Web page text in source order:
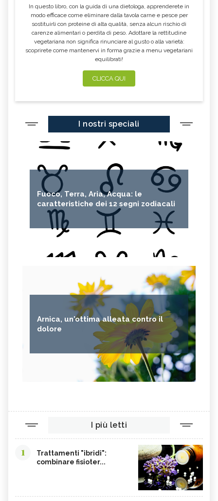
In questo libro, con la guida di una dietologa, apprenderete in
modo efficace come eliminare dalla tavola carne e pesce per
sostituirli con proteine di alta qualità, senza alcun rischio di
carenze alimentari o perdita di peso. Adottare la rettitudine
vegetariana non significa rinunciare al gusto o alla varietà:
scoprirete come mantenervi in forma grazie a menu vegetariani
equilibrati!
CLICCA QUI
I nostri speciali
Fuoco, Terra, Aria, Acqua: le
caratteristiche dei 12 segni zodiacali
Arnica, un'ottima alleata contro il
dolore
I più letti
1
Trattamenti "ibridi":
combinare fisioter...